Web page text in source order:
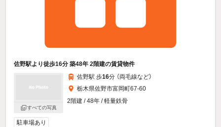
佐野駅より徒歩16分 築48年 2階建の賃貸物件
すべての写真
佐野駅 歩16分 （両毛線など）
栃木県佐野市富岡町67-60
2階建 / 48年 / 軽量鉄骨
駐車場あり